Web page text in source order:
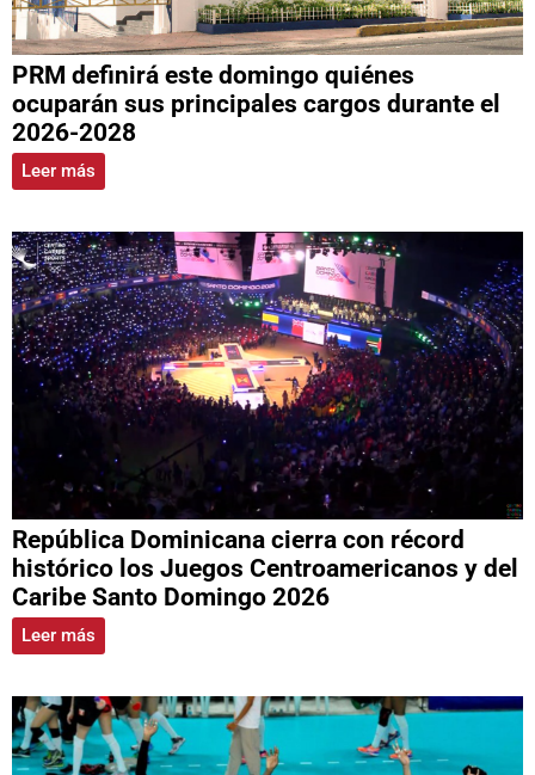
PRM definirá este domingo quiénes
ocuparán sus principales cargos durante el
2026-2028
Leer más
República Dominicana cierra con récord
histórico los Juegos Centroamericanos y del
Caribe Santo Domingo 2026
Leer más